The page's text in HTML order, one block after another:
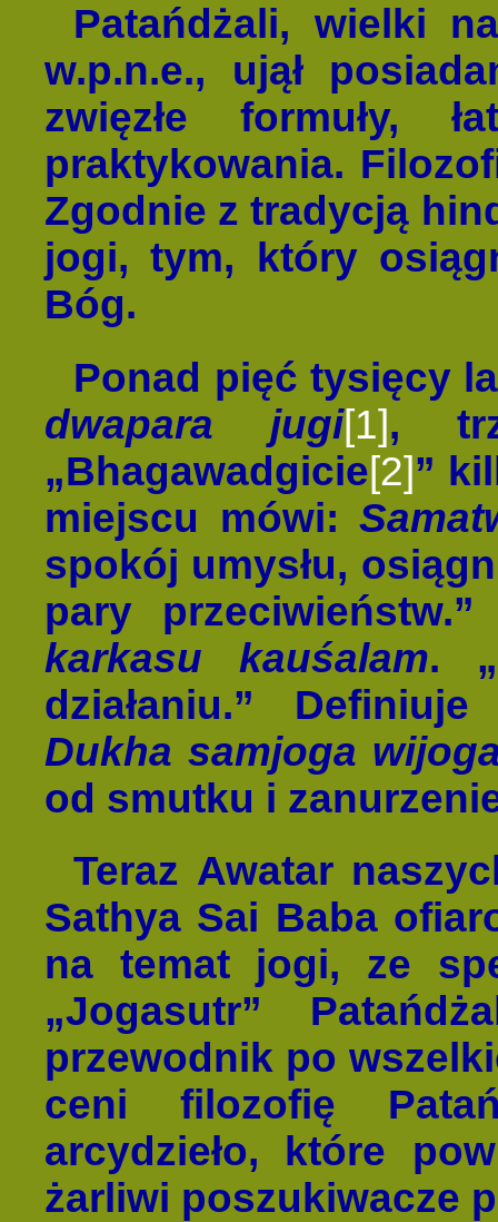
Patańdżali, wielki
w.p.n.e., ujął
zwięzłe formuły,
praktykowania.
Zgodnie z tradycją
jogi, tym, który
Bóg.
Ponad pięć tysięcy
dwapara jugi[1],
„Bhagawadgicie[2]”
miejscu mówi:
spokój umysłu,
pary przeciwieństw.”
karkasu kauśalam.
działaniu.”
Dukha samjoga
od smutku i
Teraz Awatar
Sathya Sai Baba
na temat jogi, ze
„Jogasutr”
przewodnik po
ceni filozofię
arcydzieło, które
żarliwi poszukiwacze